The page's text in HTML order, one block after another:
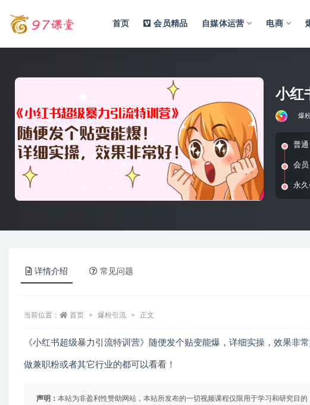
首页 会员精品 自媒体运营 电商
小红
爆
普通
会员
永久
详情介绍 常见问题
当前位置： 首页 爆粉引流 正文
《小红书超级暴力引流特训营》随便发个贴变能爆，详细实操，效果非常
做兼职粉或者其它行业的都可以看看！
声明： 本站为非盈利性赞助网站，本站所发布的一切视频课程仅限用于学习和研究目